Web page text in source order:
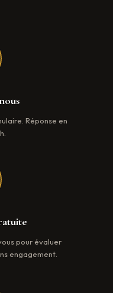
Réponse en
pour évaluer
engagement.